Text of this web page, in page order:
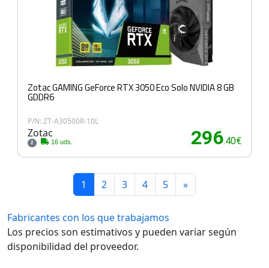
Zotac GAMING GeForce RTX 3050 Eco Solo NVIDIA 8 GB
GDDR6
P/N: ZT-A30500R-10L
Zotac
2 16 uds. 296.40€
1 2 3 4 5 »
Fabricantes con los que trabajamos
Los precios son estimativos y pueden variar según
disponibilidad del proveedor.